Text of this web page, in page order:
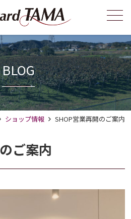
メニュー
BLOG
ショップ情報 SHOP営業再開のご案内
ご案内